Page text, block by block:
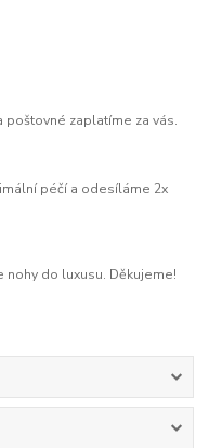
zaplatíme za vás.
péčí a odesíláme 2x
nohy do luxusu. Děkujeme!